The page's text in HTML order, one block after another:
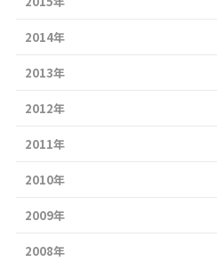
2014年
2013年
2012年
2011年
2010年
2009年
2008年